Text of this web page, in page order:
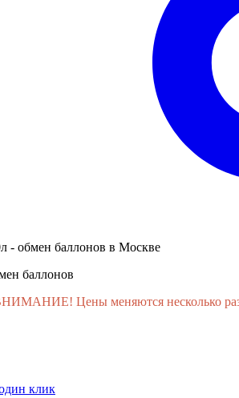
- обмен баллонов в Москве
баллонов
Цены меняются несколько раз
клик